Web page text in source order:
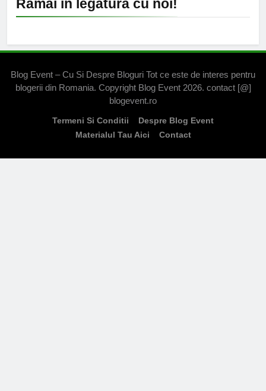
Ramai in legatura cu noi!
Blog Event – Cu Si Despre Bloguri Tot ce este de interes pentru
blogerii din Romania. Copyright Blog Event 2026. contact [@]
blogevent.ro
Termeni Si Conditii
Despre Blog Event
Materialul Tau Aici
Contact